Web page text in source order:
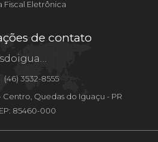
Fiscal Eletrônica
de contato
(46) 3532-8555
Centro, Quedas do Iguaçu - PR
85460-000